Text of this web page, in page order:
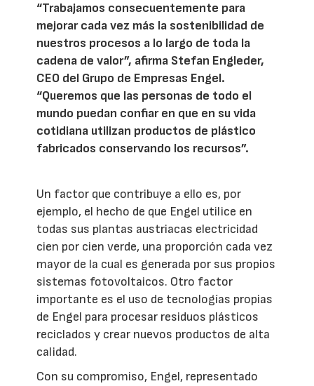
“Trabajamos consecuentemente para
mejorar cada vez más la sostenibilidad de
nuestros procesos a lo largo de toda la
cadena de valor”, afirma Stefan Engleder,
CEO del Grupo de Empresas Engel.
“Queremos que las personas de todo el
mundo puedan confiar en que en su vida
cotidiana utilizan productos de plástico
fabricados conservando los recursos”.
Un factor que contribuye a ello es, por
ejemplo, el hecho de que Engel utilice en
todas sus plantas austriacas electricidad
cien por cien verde, una proporción cada vez
mayor de la cual es generada por sus propios
sistemas fotovoltaicos. Otro factor
importante es el uso de tecnologías propias
de Engel para procesar residuos plásticos
reciclados y crear nuevos productos de alta
calidad.
Con su compromiso, Engel, representado